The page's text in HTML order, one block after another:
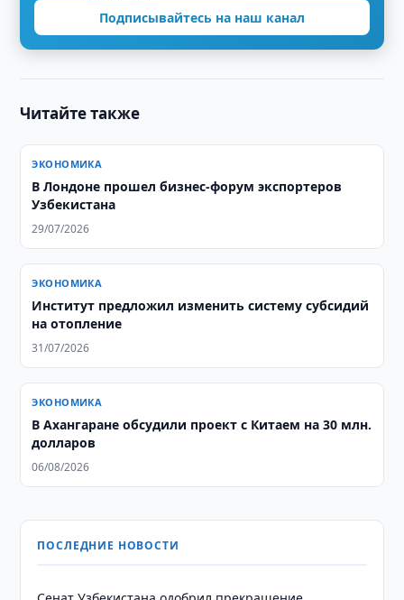
Подписывайтесь на наш канал
Читайте также
ЭКОНОМИКА
В Лондоне прошел бизнес-форум экспортеров
Узбекистана
29/07/2026
ЭКОНОМИКА
Институт предложил изменить систему субсидий
на отопление
31/07/2026
ЭКОНОМИКА
В Ахангаране обсудили проект с Китаем на 30 млн.
долларов
06/08/2026
ПОСЛЕДНИЕ НОВОСТИ